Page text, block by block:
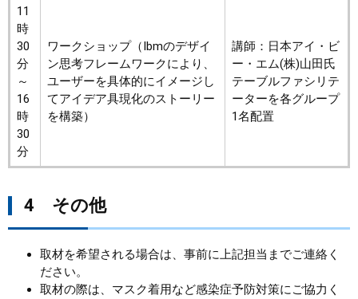
11
時
30
分
～
16
時
30
分
ワークショップ（Ibmのデザイ
ン思考フレームワークにより、
ユーザーを具体的にイメージし
てアイデア具現化のストーリー
を構築）
講師：日本アイ・ビ
ー・エム(株)山田氏
テーブルファシリテ
ーターを各グループ
1名配置
4 その他
取材を希望される場合は、事前に上記担当までご連絡く
ださい。
取材の際は、マスク着用など感染症予防対策にご協力く